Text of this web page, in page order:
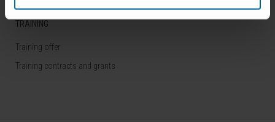
TRAINING
Training offer
Training contracts and grants